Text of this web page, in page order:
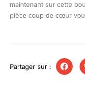
maintenant sur cette
pièce coup de cœur
Partager sur :